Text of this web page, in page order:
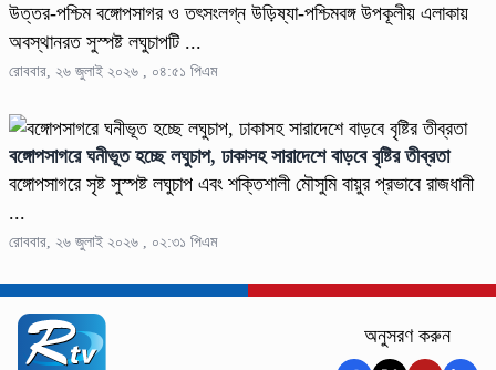
উত্তর-পশ্চিম বঙ্গোপসাগর ও তৎসংলগ্ন উড়িষ্যা-পশ্চিমবঙ্গ উপকূলীয় এলাকায়
অবস্থানরত সুস্পষ্ট লঘুচাপটি ...
রোববার, ২৬ জুলাই ২০২৬ , ০৪:৫১ পিএম
বঙ্গোপসাগরে ঘনীভূত হচ্ছে লঘুচাপ, ঢাকাসহ সারাদেশে বাড়বে বৃষ্টির তীব্রতা
বঙ্গোপসাগরে সৃষ্ট সুস্পষ্ট লঘুচাপ এবং শক্তিশালী মৌসুমি বায়ুর প্রভাবে রাজধানী
...
রোববার, ২৬ জুলাই ২০২৬ , ০২:৩১ পিএম
অনুসরণ করুন